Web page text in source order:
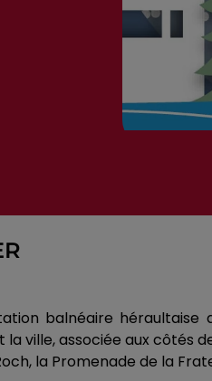
balnéaire
la ville, associée aux
la Promenade de la